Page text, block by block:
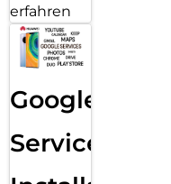
erfahren
Google
Services